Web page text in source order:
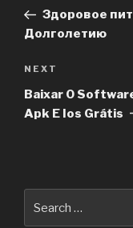
PostЗдоровое
Долголетию
Next
Post
NEXT
Baixar O
Apk E Ios Grátis